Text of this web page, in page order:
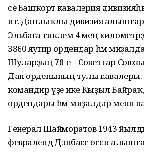
се Башҡорт кавалерия дивизияһы
итә. Данлыҡлы дивизия
Эльбаға тиклем 4 мең
3860 яугир ордендар һәм миҙалдар
Шуларҙың 78-е – Советтар
Дан орденының тулы кавалеры.
командир үҙе ике Ҡыҙыл
ордендары һәм миҙалдар менән
Генерал Шайморатов 1943
февралендә Донбасс өсөн